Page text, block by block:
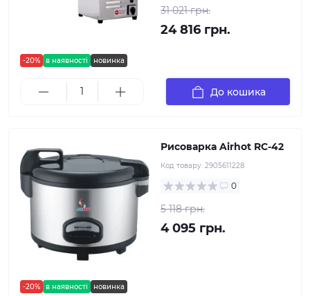
-20% в наявності новинка
31 021 грн.
24 816 грн.
До кошика
-20% в наявності новинка
Рисоварка Airhot RC-42
Код товару: 2905611228
0
5 118 грн.
4 095 грн.